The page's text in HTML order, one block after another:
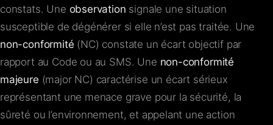
constats. Une observation signale une situation
susceptible de dégénérer si elle n’est pas traitée. Une
non-conformité (NC) constate un écart objectif par
rapport au Code ou au SMS. Une non-conformité
majeure (major NC) caractérise un écart sérieux
représentant une menace grave pour la sécurité, la
sûreté ou l’environnement, et appelant une action